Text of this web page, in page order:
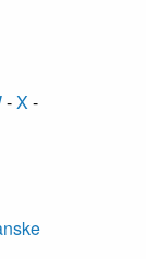
-X-